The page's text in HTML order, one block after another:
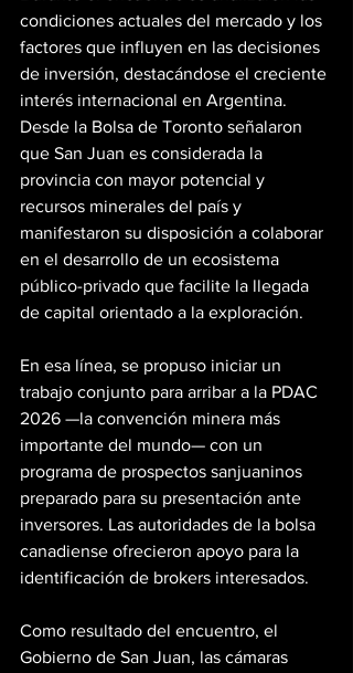
condiciones actuales del mercado y los
factores que influyen en las decisiones
de inversión, destacándose el creciente
interés internacional en Argentina.
Desde la Bolsa de Toronto señalaron
que San Juan es considerada la
provincia con mayor potencial y
recursos minerales del país y
manifestaron su disposición a colaborar
en el desarrollo de un ecosistema
público-privado que facilite la llegada
de capital orientado a la exploración.
En esa línea, se propuso iniciar un
trabajo conjunto para arribar a la PDAC
2026 —la convención minera más
importante del mundo— con un
programa de prospectos sanjuaninos
preparado para su presentación ante
inversores. Las autoridades de la bolsa
canadiense ofrecieron apoyo para la
identificación de brokers interesados.
Como resultado del encuentro, el
Gobierno de San Juan, las cámaras